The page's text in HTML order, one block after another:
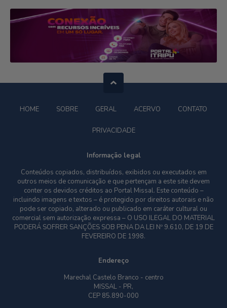
HOME SOBRE GERAL ACERVO CONTATO
PRIVACIDADE
Informação legal
Conteúdos copiados, distribuídos, exibidos ou executados em
outros meios de comunicação e que pertençam a este site devem
conter os devidos créditos ao Portal Missal. Este conteúdo –
incluindo imagens e textos – é protegido por direitos autorais e não
pode ser copiado, alterado ou publicado em caráter cultural ou
comercial sem autorização expressa – O USO ILEGAL DO MATERIAL
PODERÁ SOFRER SANÇÕES SOB PENA DA LEI Nº 9.610, DE 19 DE
FEVEREIRO DE 1998.
Endereço
Marechal Castelo Branco - centro
MISSAL - PR,
CEP 85.890-000